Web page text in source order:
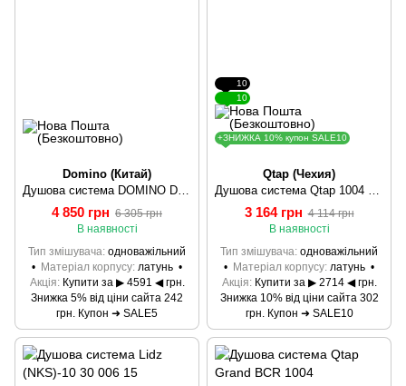
Domino (Китай)
4 850 грн 6 305 грн
В наявності
Тип змішувача одноважільний
Матеріал корпусу латунь
Акція
Купити за ▶ 4591 ◀ грн.
Знижка 5% від ціни сайта 242
грн. Купон ➜ SALE5
10
10
+ЗНИЖКА 10% купон SALE10
Qtap (Чехия)
3 164 грн 4 114 грн
В наявності
Тип змішувача одноважільний
Матеріал корпусу латунь
Акція
Купити за ▶ 2714 ◀ грн.
Знижка 10% від ціни сайта 302
грн. Купон ➜ SALE10